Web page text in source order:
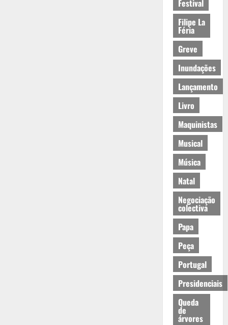
Festival
Filipe La
Féria
Greve
Inundações
Lançamento
Livro
Maquinistas
Musical
Música
Natal
Negociação
colectiva
Papa
Peça
Portugal
Presidenciais
Queda
de
árvores